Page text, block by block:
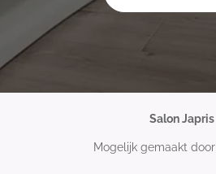
Salon Japris
Mogelijk gemaakt door